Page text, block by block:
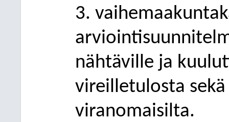
3.
nähtäville ja
vireilletulosta
viranomaisilta.